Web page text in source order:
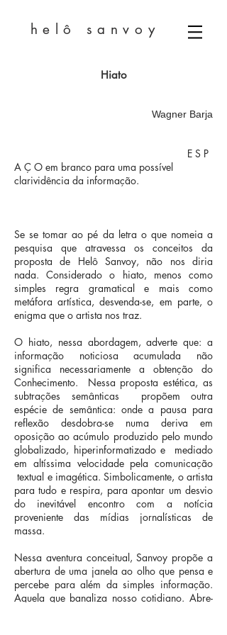
helô sanvoy
Hiato
Wagner Barja
E S P
A Ç O em branco para uma possível
clarividência da informação.
Se se tomar ao pé da letra o que nomeia a
pesquisa que atravessa os conceitos da
proposta de Helô Sanvoy, não nos diria
nada. Considerado o hiato, menos como
simples regra gramatical e mais como
metáfora artística, desvenda-se, em parte, o
enigma que o artista nos traz.
O hiato, nessa abordagem, adverte que: a
informação noticiosa acumulada não
significa necessariamente a obtenção do
Conhecimento. Nessa proposta estética, as
subtrações semânticas propõem outra
espécie de semântica: onde a pausa para
reflexão desdobra-se numa deriva em
oposição ao acúmulo produzido pelo mundo
globalizado, hiperinformatizado e mediado
em altíssima velocidade pela comunicação
textual e imagética. Simbolicamente, o artista
para tudo e respira, para apontar um desvio
do inevitável encontro com a notícia
proveniente das mídias jornalísticas de
massa.
Nessa aventura conceitual, Sanvoy propõe a
abertura de uma janela ao olho que pensa e
percebe para além da simples informação.
Aquela que banaliza nosso cotidiano. Abre-